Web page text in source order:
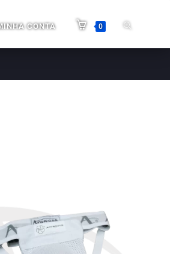
CONTA 0